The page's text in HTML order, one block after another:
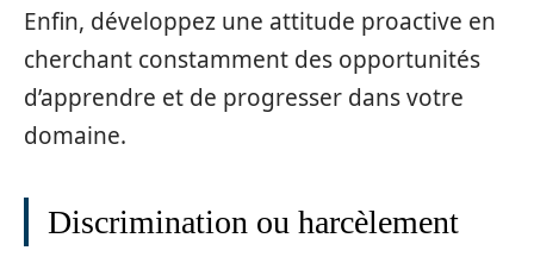
Enfin, développez une attitude proactive en
cherchant constamment des opportunités
d’apprendre et de progresser dans votre
domaine.
Discrimination ou harcèlement